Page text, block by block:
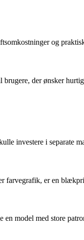
og
der ønsker
investere i separate
farvegrafik, er en
model med store